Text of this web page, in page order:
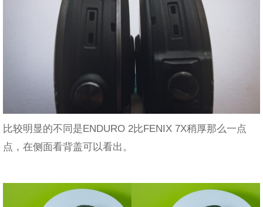
比较明显的不同是ENDURO 2比FENIX 7X稍厚那么一点
点，在侧面看背盖可以看出。